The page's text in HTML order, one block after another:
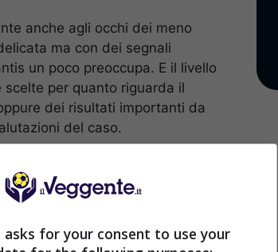
anche agli occhi dei meno
ma con dei segnali
un poco preoccupa. E il livello
scelte per quanto riguarda il
dei risultati importanti da
del caso.
a 50€ di
a 50€ di bonus
200€
VERIFICA
for your consent to use your